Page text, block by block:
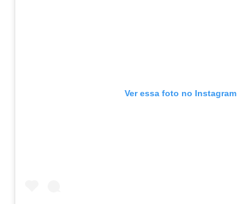
Ver essa foto no Instagram